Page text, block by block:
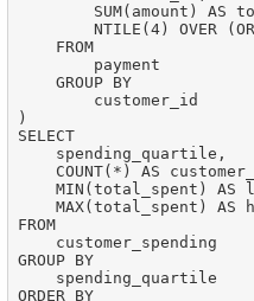
SUM(amount) AS
NTILE(4) OVER
    FROM
        payment
    GROUP BY
        customer_id
)
SELECT
    spending_quartile,
COUNT(*) AS
MIN(total_spent) AS
MAX(total_spent) AS
FROM
    customer_spending
GROUP BY
    spending_quartile
ORDER BY